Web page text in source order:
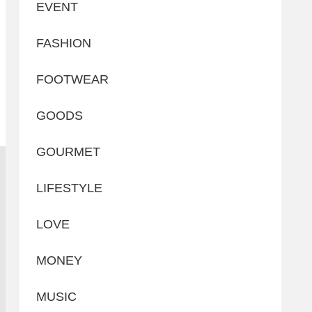
EVENT
FASHION
FOOTWEAR
GOODS
GOURMET
LIFESTYLE
LOVE
MONEY
MUSIC